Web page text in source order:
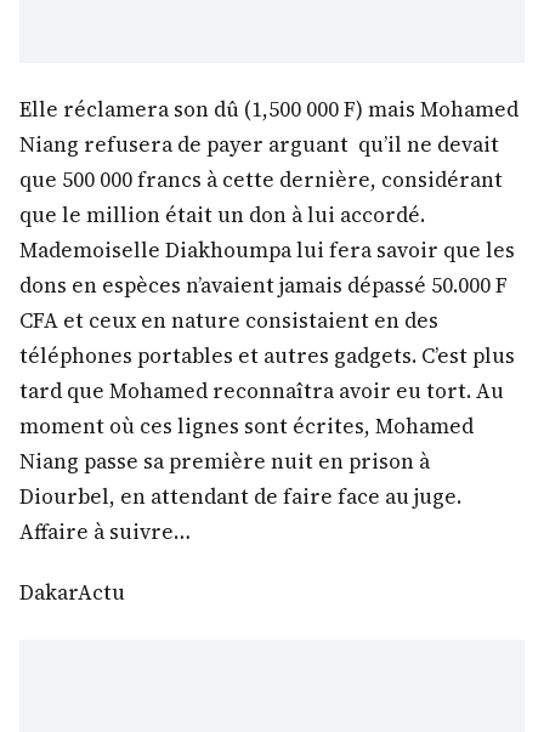
Elle réclamera son dû (1,500 000 F) mais Mohamed
Niang refusera de payer arguant qu’il ne devait
que 500 000 francs à cette dernière, considérant
que le million était un don à lui accordé.
Mademoiselle Diakhoumpa lui fera savoir que les
dons en espèces n’avaient jamais dépassé 50.000 F
CFA et ceux en nature consistaient en des
téléphones portables et autres gadgets. C’est plus
tard que Mohamed reconnaîtra avoir eu tort. Au
moment où ces lignes sont écrites, Mohamed
Niang passe sa première nuit en prison à
Diourbel, en attendant de faire face au juge.
Affaire à suivre…
DakarActu